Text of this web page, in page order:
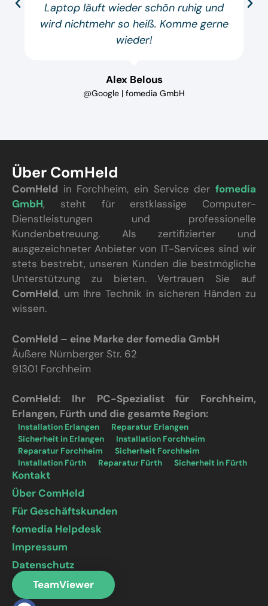
Laptop läuft wieder schön ruhig und
wird nichtmehr so heiß. Komme gerne
wieder!
Alex Belous
@Google | fomedia GmbH
Über ComHeld
ComHeld in Forchheim, ein Service der fomedia
GmbH, steht für erstklassige Computer-
Dienstleistungen und professionelle
Kundenbetreuung. Als zertifizierter und
ausgezeichneter Anbieter von IT-Services sind wir
stets bestrebt, unseren Kunden die bestmögliche
Unterstützung zu bieten. Vertrauen Sie auf
ComHeld, um Ihre Technik in sicheren Händen zu
wissen.
ComHeld – eine Marke der fomedia GmbH
Äußere Nürnberger Str. 62
91301 Forchheim
ComHeld: Ihr PC-Spezialist für Forchheim,
Erlangen, Fürth und die gesamte Region:
Installation Erlangen
Reparatur Erlangen
Sicherheit in Erlangen
Installation Forchheim
Reparatur Forchheim
Sicherheit Forchheim
Installation Fürth
Reparatur Fürth Sicherheit in Fürth
Kontakt
Über ComHeld
Für Geschäftskunden
fomedia Helpdesk
Impressum
Datenschutz
TeamViewer